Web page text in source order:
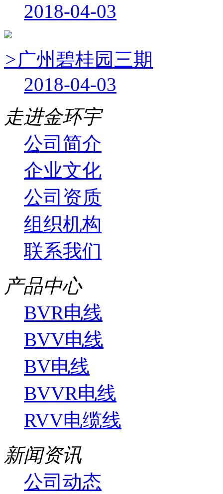
2018-04-03
>广州碧桂园三期
2018-04-03
走进金环宇
公司简介
企业文化
公司资质
组织机构
联系我们
产品中心
BVR电线
BVV电线
BV电线
BVVR电线
RVV电缆线
新闻资讯
公司动态